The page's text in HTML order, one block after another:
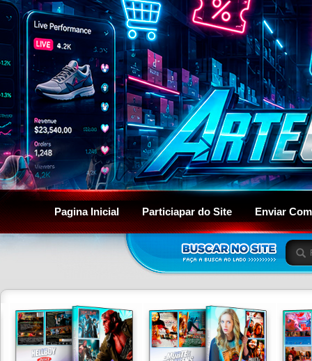
Pagina Inicial Particiapar do Site Enviar